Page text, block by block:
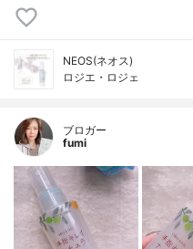
NEOS(ネオス)
ロジエ・ロジェ
ブロガー
fumi